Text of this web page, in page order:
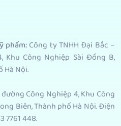
phẩm: Công ty TNHH Đại Bắc –
Khu Công Nghiệp Sài Đồng B,
Hà Nội.
đường Công Nghiệp 4, Khu Công
Biên, Thành phố Hà Nội. Điện
7761 448.